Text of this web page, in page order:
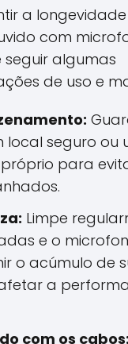
a longevidade
com
algumas
de uso e
local seguro ou
para
Limpe
e o
o acúmulo de
a
com os cabos: